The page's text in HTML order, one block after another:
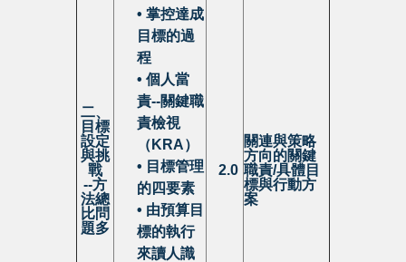
二、
目標
設定
與挑
戰
--方
法總
比問
題多
• 掌控達成
目標的過
程
• 個人當
責--關鍵職
責檢視
（KRA）
• 目標管理
的四要素
• 由預算目
標的執行
來讀人識
2.0
關連與策略
方向的關鍵
職責/具體目
標與行動方
案